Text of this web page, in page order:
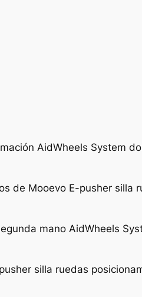
AidWheels System
de Mooevo E-pusher silla
mano AidWheels
silla ruedas